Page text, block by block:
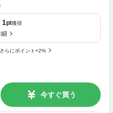
1pt獲得
らにポイント+2%
今すぐ買う